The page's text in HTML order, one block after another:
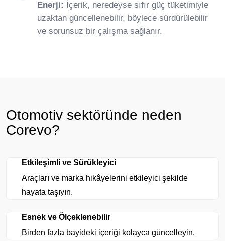
Enerji: İçerik, neredeyse sıfır güç tüketimiyle
uzaktan güncellenebilir, böylece sürdürülebilir
ve sorunsuz bir çalışma sağlanır.
Otomotiv sektöründe neden
Corevo?
Etkileşimli ve Sürükleyici
Araçları ve marka hikâyelerini etkileyici şekilde
hayata taşıyın.
Esnek ve Ölçeklenebilir
Birden fazla bayideki içeriği kolayca güncelleyin.